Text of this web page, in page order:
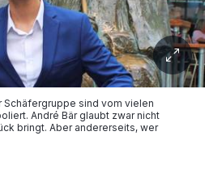
Schäfergruppe sind vom vielen
André Bär glaubt zwar nicht
bringt. Aber andererseits, wer
und greifen auf
Browserdaten oder eindeutige
Durch Auswahl von OK aktivieren Sie
„Wir und unsere Partner
bereitzustellen“ aufgeführten
sind, sind manche Inhalte und
mehr so relevant für Sie. Sie können
um Ihre Einstellungen zu
unteren Rand der Webseite klicken.